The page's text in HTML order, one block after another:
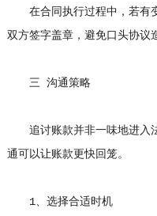
在合同执行过程中，若有
双方签字盖章，避免口头协议
三 沟通策略
追讨账款并非一味地进入
通可以让账款更快回笼。
1、选择合适时机